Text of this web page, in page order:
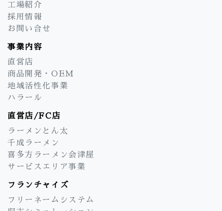
工場紹介
採用情報
お問い合せ
事業内容
直営店
商品開発・OEM
地域活性化事業
ハラール
直営店/FC店
ラーメンとん太
千成ラーメン
喜多方ラーメン会津屋
サービスエリア事業
フランチャイズ
フリーネームシステム